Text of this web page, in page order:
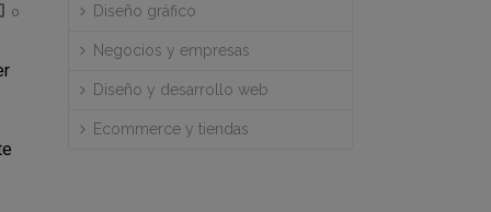
0 Diseño gráfico
Negocios y empresas
Diseño y desarrollo web
Ecommerce y tiendas